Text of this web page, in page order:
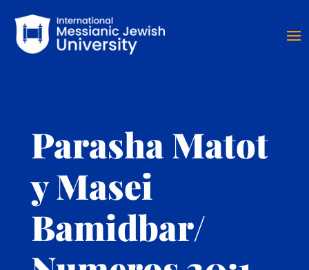
Parasha Matot
y Masei
Bamidbar/